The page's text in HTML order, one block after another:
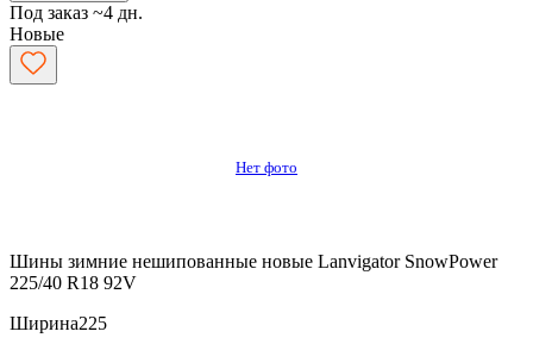
Под заказ ~4 дн.
Новые
Нет фото
Шины зимние нешипованные новые Lanvigator SnowPower
225/40 R18 92V
Ширина225